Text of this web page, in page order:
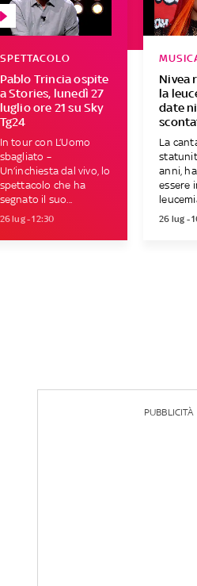
Pablo Trincia ospite
a Stories, lunedì 27
luglio ore 21 su Sky
Tg24
SPETTACOLO
In tour con L’Uomo
sbagliato –
Un’inchiesta dal vivo, lo
spettacolo che ha
segnato il suo...
26 lug - 12:30
Nivea
la
date
La
anni,
essere
26 lug -
PUBBLICITÀ